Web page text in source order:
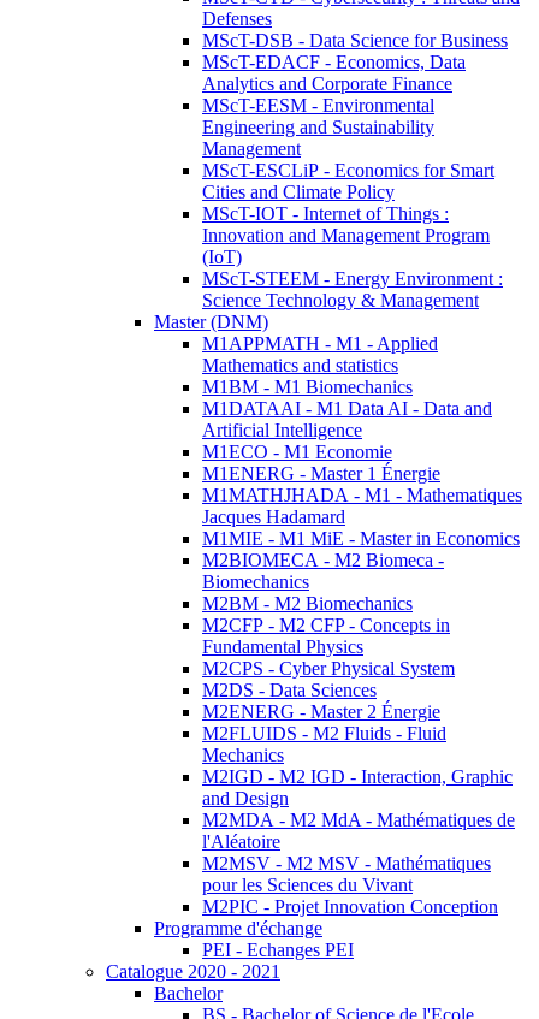
Defenses
MScT-DSB - Data Science for Business
MScT-EDACF - Economics, Data
Analytics and Corporate Finance
MScT-EESM - Environmental
Engineering and Sustainability
Management
MScT-ESCLiP - Economics for Smart
Cities and Climate Policy
MScT-IOT - Internet of Things :
Innovation and Management Program
(IoT)
MScT-STEEM - Energy Environment :
Science Technology & Management
Master (DNM)
M1APPMATH - M1 - Applied
Mathematics and statistics
M1BM - M1 Biomechanics
M1DATAAI - M1 Data AI - Data and
Artificial Intelligence
M1ECO - M1 Economie
M1ENERG - Master 1 Énergie
M1MATHJHADA - M1 - Mathematiques
Jacques Hadamard
M1MIE - M1 MiE - Master in Economics
M2BIOMECA - M2 Biomeca -
Biomechanics
M2BM - M2 Biomechanics
M2CFP - M2 CFP - Concepts in
Fundamental Physics
M2CPS - Cyber Physical System
M2DS - Data Sciences
M2ENERG - Master 2 Énergie
M2FLUIDS - M2 Fluids - Fluid
Mechanics
M2IGD - M2 IGD - Interaction, Graphic
and Design
M2MDA - M2 MdA - Mathématiques de
l'Aléatoire
M2MSV - M2 MSV - Mathématiques
pour les Sciences du Vivant
M2PIC - Projet Innovation Conception
Programme d'échange
PEI - Echanges PEI
Catalogue 2020 - 2021
Bachelor
BS - Bachelor of Science de l'Ecole